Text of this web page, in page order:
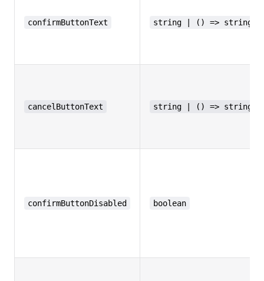
confirmButtonText string | () => string
cancelButtonText string | () => string
confirmButtonDisabled boolean